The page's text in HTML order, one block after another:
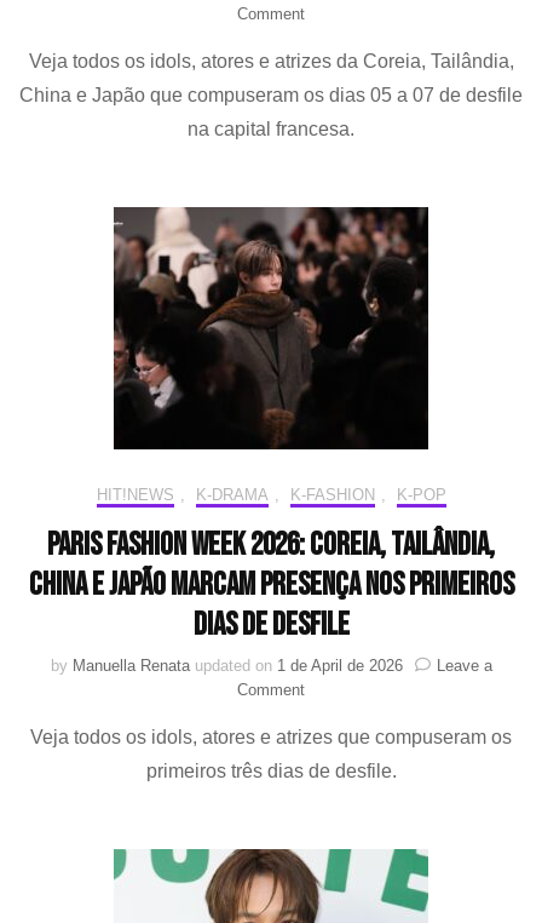
Commenton
Fashion
Week
O
da
cultura
asiática
na
Fashion
Week
Veja todos os idols, atores e atrizes da Coreia, Tailândia,
China e Japão que compuseram os dias 05 a 07 de desfile
na capital francesa.
HIT!NEWS K-DRAMA K-FASHION K-POP
Paris Fashion Week 2026: Coreia, Tailândia,
China e Japão marcam presença nos primeiros
dias de desfile
by Manuella Renata updated on 1 de April de 2026
Leave a
Commenton
Fashion
Week
China
Japão
Veja todos os idols, atores e atrizes que compuseram os
primeiros três dias de desfile.